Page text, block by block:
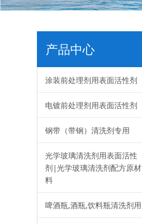
产品中心
涂装前处理剂用表面活性剂
电镀前处理剂用表面活性剂
钢带（带钢）清洗剂专用
光学玻璃清洗剂用表面活性
剂|光学玻璃清洗剂配方原材
料
啤酒瓶,酒瓶,饮料瓶清洗剂用